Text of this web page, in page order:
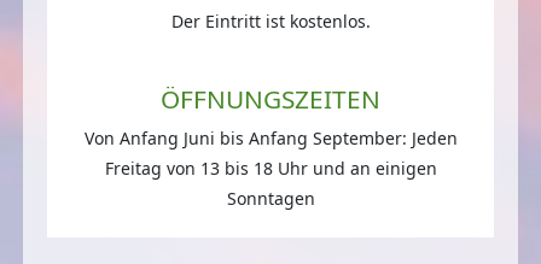
Der Eintritt ist kostenlos.
ÖFFNUNGSZEITEN
Von Anfang Juni bis Anfang September: Jeden
Freitag von 13 bis 18 Uhr und an einigen
Sonntagen